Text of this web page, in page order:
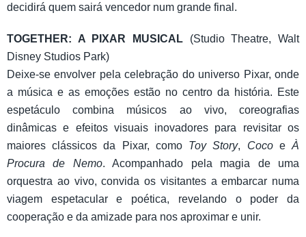
decidirá quem sairá vencedor num grande final.
TOGETHER: A PIXAR MUSICAL (Studio Theatre, Walt
Disney Studios Park)
Deixe-se envolver pela celebração do universo Pixar, onde
a música e as emoções estão no centro da história. Este
espetáculo combina músicos ao vivo, coreografias
dinâmicas e efeitos visuais inovadores para revisitar os
maiores clássicos da Pixar, como Toy Story, Coco eÀ
Procura de Nemo. Acompanhado pela magia de uma
orquestra ao vivo, convida os visitantes a embarcar numa
viagem espetacular e poética, revelando o poder da
cooperação e da amizade para nos aproximar e unir.